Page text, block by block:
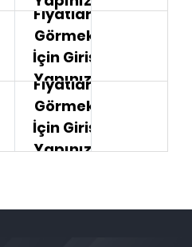
Fiyatları
Görmek
İçin Giriş
Yapınız.
Fiyatları
Görmek
İçin Giriş
Yapınız.